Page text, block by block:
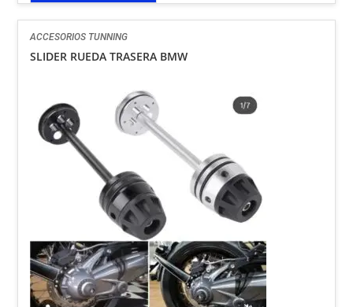
ACCESORIOS TUNNING
SLIDER RUEDA TRASERA BMW